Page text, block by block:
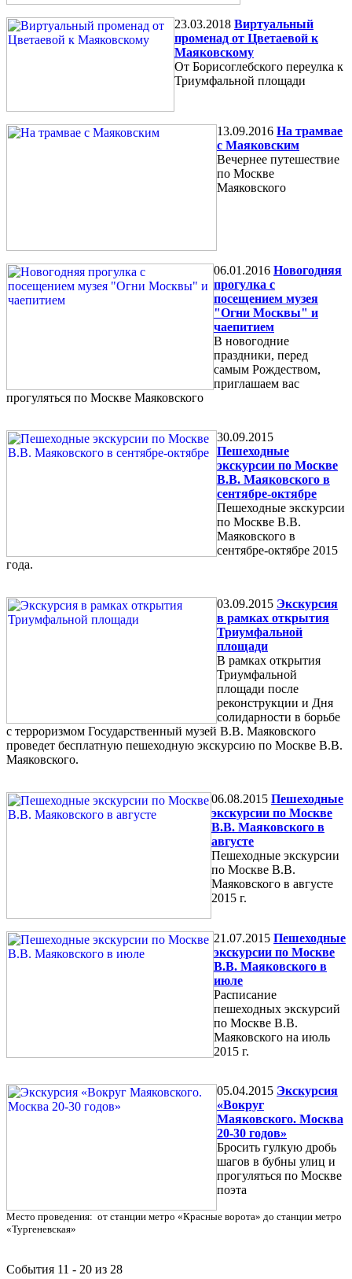
23.03.2018 Виртуальный
променад от Цветаевой к
Маяковскому
От Борисоглебского переулка к
Триумфальной площади
13.09.2016 На трамвае
с Маяковским
Вечернее путешествие
по Москве
Маяковского
06.01.2016 Новогодняя
прогулка с
посещением музея
"Огни Москвы" и
чаепитием
В новогодние
праздники, перед
самым Рождеством,
приглашаем вас
прогуляться по Москве Маяковского
30.09.2015
Пешеходные
экскурсии по Москве
В.В. Маяковского в
сентябре-октябре
Пешеходные экскурсии
по Москве В.В.
Маяковского в
сентябре-октябре 2015
года.
03.09.2015 Экскурсия
в рамках открытия
Триумфальной
площади
В рамках открытия
Триумфальной
площади после
реконструкции и Дня
солидарности в борьбе
с терроризмом Государственный музей В.В. Маяковского
проведет бесплатную пешеходную экскурсию по Москве В.В.
Маяковского.
06.08.2015 Пешеходные
экскурсии по Москве
В.В. Маяковского в
августе
Пешеходные экскурсии
по Москве В.В.
Маяковского в августе
2015 г.
21.07.2015 Пешеходные
экскурсии по Москве
В.В. Маяковского в
июле
Расписание
пешеходных экскурсий
по Москве В.В.
Маяковского на июль
2015 г.
05.04.2015 Экскурсия
«Вокруг
Маяковского. Москва
20-30 годов»
Бросить гулкую дробь
шагов в бубны улиц и
прогуляться по Москве
поэта
Место проведения: от станции метро «Красные ворота» до станции метро
«Тургеневская»
События 11 - 20 из 28